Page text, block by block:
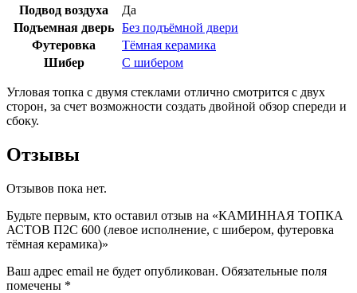
Подвод воздуха
Да
Подъемная дверь Без подъёмной двери
Футеровка
Тёмная керамика
Шибер
С шибером
Угловая топка с двумя стеклами отлично смотрится с двух
сторон, за счет возможности создать двойной обзор спереди и
сбоку.
Отзывы
Отзывов пока нет.
Будьте первым, кто оставил отзыв на «КАМИННАЯ ТОПКА
АСТОВ П2С 600 (левое исполнение, с шибером, футеровка
тёмная керамика)»
Ваш адрес email не будет опубликован. Обязательные поля
помечены *